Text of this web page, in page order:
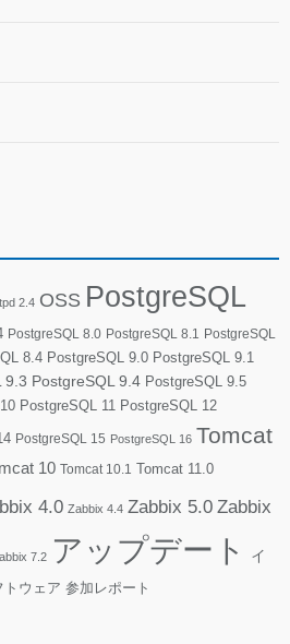
2.4 OSS PostgreSQL
PostgreSQL 8.0 PostgreSQL 8.1
PostgreSQL
8.4 PostgreSQL 9.0 PostgreSQL 9.1
9.3 PostgreSQL 9.4 PostgreSQL 9.5
PostgreSQL 11 PostgreSQL 12
PostgreSQL 15 PostgreSQL 16 Tomcat
10 Tomcat 10.1 Tomcat 11.0
4.0 Zabbix 4.4 Zabbix 5.0 Zabbix
7.2 アップデート
イ
ウェア 参加レポート